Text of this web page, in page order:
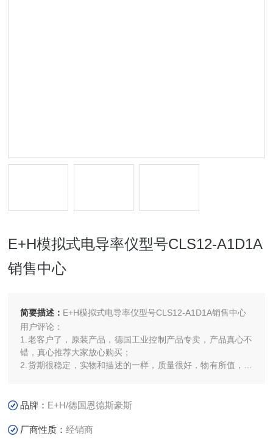
E+H模拟式电导率仪型号CLS12-A1D1A
销售中心
简要描述： E+H模拟式电导率仪型号CLS12-A1D1A销售中心
用户评论：
1.老客户了，原装产品，德国工业控制产品专卖，产品真心不
错，真心推荐大家放心购买；
2.货期很稳定，实物和描述的一样，质量很好，物有所值，性
品牌： E+H/德国恩德斯豪斯
厂商性质：经销商